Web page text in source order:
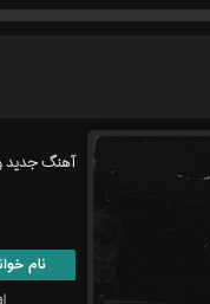
آهنگ جدید
نام